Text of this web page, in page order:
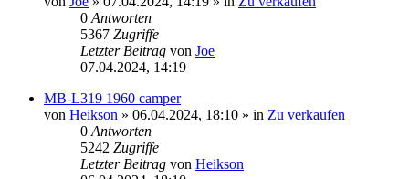
0 Antworten
5367 Zugriffe
Letzter Beitrag von Joe
07.04.2024, 14:19
MB-L319 1960 camper
von Heikson » 06.04.2024, 18:10 » in Zu verkaufen
0 Antworten
5242 Zugriffe
Letzter Beitrag von Heikson